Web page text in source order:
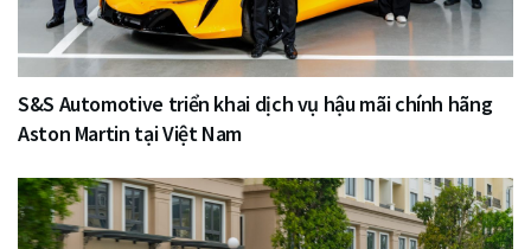
S&S Automotive triển khai dịch vụ hậu mãi chính hãng
Aston Martin tại Việt Nam